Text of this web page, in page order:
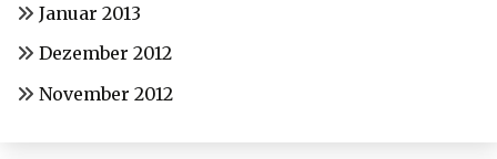
Januar 2013
Dezember 2012
November 2012